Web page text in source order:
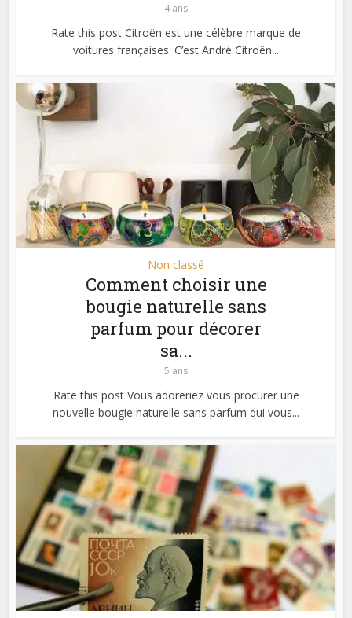
4 ans
Rate this post Citroën est une célèbre marque de
voitures françaises. C’est André Citroën...
Non classé
Comment choisir une
bougie naturelle sans
parfum pour décorer
sa...
5 ans
Rate this post Vous adoreriez vous procurer une
nouvelle bougie naturelle sans parfum qui vous...